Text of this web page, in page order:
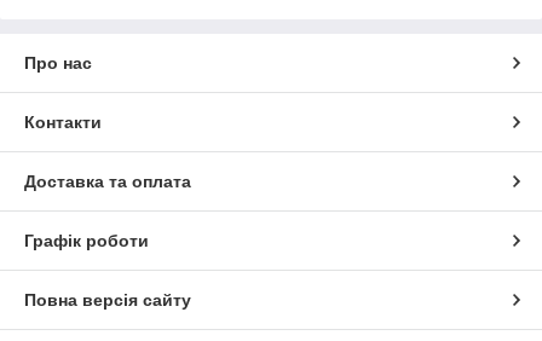
Про нас
Контакти
Доставка та оплата
Графік роботи
Повна версія сайту